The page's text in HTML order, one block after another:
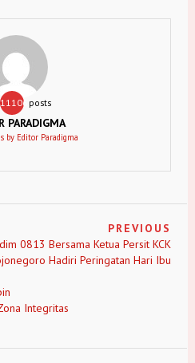
11106 posts
PARADIGMA
by Editor Paradigma
PREVIOUS
0813 Bersama Ketua Persit KCK
Hadiri Peringatan Hari Ibu
Integritas